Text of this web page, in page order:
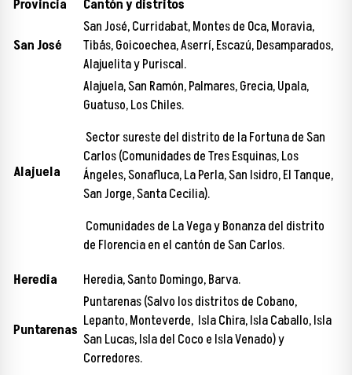
Provincia Cantón y distritos
San José
San José, Curridabat, Montes de Oca, Moravia,
Tibás, Goicoechea, Aserrí, Escazú, Desamparados,
Alajuelita y Puriscal.
Alajuela
Alajuela, San Ramón, Palmares, Grecia, Upala,
Guatuso, Los Chiles.
Sector sureste del distrito de la Fortuna de San
Carlos (Comunidades de Tres Esquinas, Los
Ángeles, Sonafluca, La Perla, San Isidro, El Tanque,
San Jorge, Santa Cecilia).
Comunidades de La Vega y Bonanza del distrito
de Florencia en el cantón de San Carlos.
Heredia
Heredia, Santo Domingo, Barva.
Puntarenas
Puntarenas (Salvo los distritos de Cobano,
Lepanto, Monteverde, Isla Chira, Isla Caballo, Isla
San Lucas, Isla del Coco e Isla Venado) y
Corredores.